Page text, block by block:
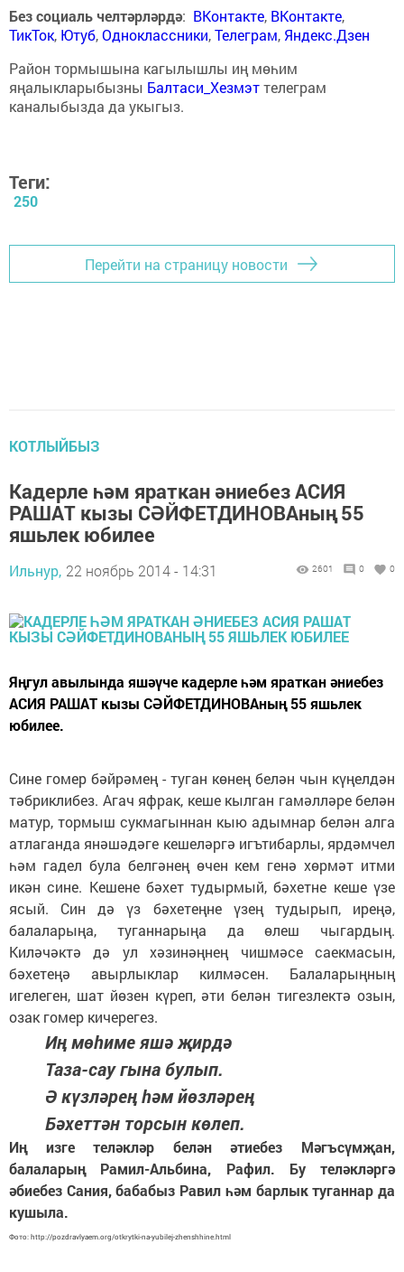
Без социаль челтәрләрдә: ВКонтакте, ВКонтакте,
ТикТок, Ютуб,Одноклассники,Телеграм, Яндекс.Дзен
Район тормышына кагылышлы иң мөһим
яңалыкларыбызны Балтаси_Хезмэттелеграм
каналыбызда да укыгыз.
Теги:
250
Перейти на страницу новости
КОТЛЫЙБЫЗ
Кадерле һәм яраткан әниебез АСИЯ
РАШАТ кызы СӘЙФЕТДИНОВАның 55
яшьлек юбилее
Ильнур, 22 ноябрь 2014 - 14:31 2601 0 0
Яңгул авылында яшәүче кадерле һәм яраткан әниебез
АСИЯ РАШАТ кызы СӘЙФЕТДИНОВАның 55 яшьлек
юбилее.
Сине гомер бәйрәмең - туган көнең белән чын күңелдән
тәбриклибез. Агач яфрак, кеше кылган гамәлләре белән
матур, тормыш сукмагыннан кыю адымнар белән алга
атлаганда янәшәдәге кешеләргә игътибарлы, ярдәмчел
һәм гадел була белгәнең өчен кем генә хөрмәт итми
икән сине. Кешене бәхет тудырмый, бәхетне кеше үзе
ясый. Син дә үз бәхетеңне үзең тудырып, иреңә,
балаларыңа, туганнарыңа да өлеш чыгардың.
Киләчәктә дә ул хәзинәңнең чишмәсе саекмасын,
бәхетеңә авырлыклар килмәсен. Балаларыңның
игелеген, шат йөзен күреп, әти белән тигезлектә озын,
озак гомер кичерегез.
Иң мөһиме яшә җирдә
Таза-сау гына булып.
Ә күзләрең һәм йөзләрең
Бәхеттән торсын көлеп.
Иң изге теләкләр белән әтиебез Мәгъсүмҗан,
балаларың Рамил-Альбина, Рафил. Бу теләкләргә
әбиебез Сания, бабабыз Равил һәм барлык туганнар да
кушыла.
Фото: http://pozdravlyaem.org/otkrytki-na-yubilej-zhenshhine.html